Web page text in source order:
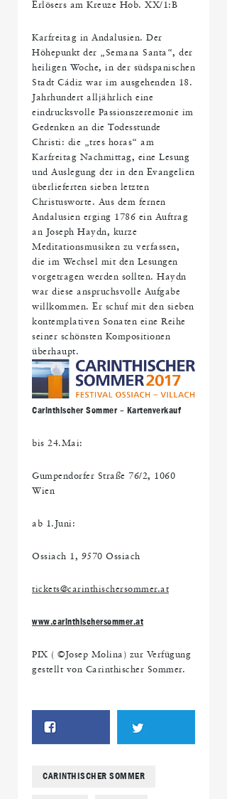
Erlösers am Kreuze Hob. XX/1:B
Karfreitag in Andalusien. Der
Höhepunkt der „Semana Santa“, der
heiligen Woche, in der südspanischen
Stadt Cádiz war im ausgehenden 18.
Jahrhundert alljährlich eine
eindrucksvolle Passionszeremonie im
Gedenken an die Todesstunde
Christi: die „tres horas“ am
Karfreitag Nachmittag, eine Lesung
und Auslegung der in den Evangelien
überlieferten sieben letzten
Christusworte. Aus dem fernen
Andalusien erging 1786 ein Auftrag
an Joseph Haydn, kurze
Meditationsmusiken zu verfassen,
die im Wechsel mit den Lesungen
vorgetragen werden sollten. Haydn
war diese anspruchsvolle Aufgabe
willkommen. Er schuf mit den sieben
kontemplativen Sonaten eine Reihe
seiner schönsten Kompositionen
überhaupt.
Carinthischer Sommer – Kartenverkauf
bis 24.Mai:
Gumpendorfer Straße 76/2, 1060
Wien
ab 1.Juni:
Ossiach 1, 9570 Ossiach
tickets@carinthischersommer.at
www.carinthischersommer.at
PIX ( ©Josep Molina) zur Verfügung
gestellt von Carinthischer Sommer.
CARINTHISCHER SOMMER